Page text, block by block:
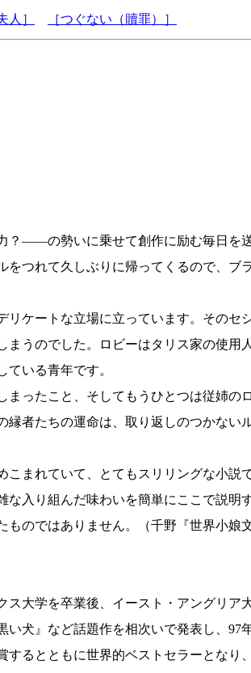
人］ ［つぐない（贖罪）］
？——の勢いに乗せて創作に励む毎日を
つれて久しぶりに帰ってくるので、ブ
ケートな立場に立っています。そのセ
うのでした。ロビーはタリス家の使用
いる青年です。
たこと、そしてもうひとつは従姉の
者たちの運命は、取り返しのつかない
まれていて、とてもスリリングな小説
り組んだ味わいを簡単にここで説明す
のではありません。（千野『世界小娘文
大学を卒業後、イースト・アングリア
犬』など話題作を相次いで発表し、97
るとともに世界的ベストセラーとなり